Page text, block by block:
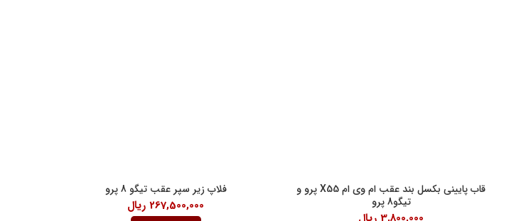
قاب پایینی بکسل بند عقب ام وی ام X55 پرو و
تیگو8 پرو
فلاپ زیر سپر عقب تیگو 8 پرو
267,500,000 ریال
پنچشنبه ها 9 الی 14:30